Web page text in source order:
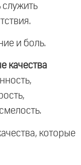
служить
и боль.
качества
которые